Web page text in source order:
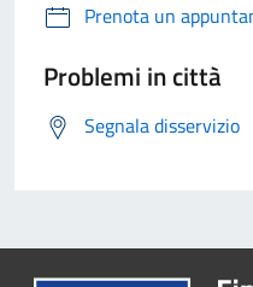
Prenota un
Problemi in città
Segnala disservizio